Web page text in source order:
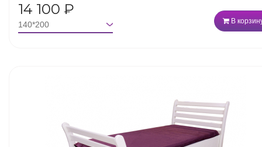
14 100 ₽
В